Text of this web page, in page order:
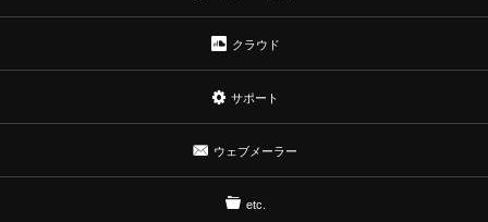
クラウド
サポート
ウェブメーラー
etc.